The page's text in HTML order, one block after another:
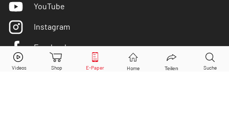
YouTube
Instagram
Facebook
Twitter